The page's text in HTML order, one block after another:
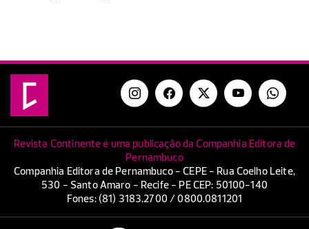
Revista Continente é uma publicação da Companhia Editora de
Pernambuco
Companhia Editora de Pernambuco - CEPE - Rua Coelho Leite,
530 - Santo Amaro - Recife - PE CEP: 50100-140
Fones: (81) 3183.2700 / 0800.0811201